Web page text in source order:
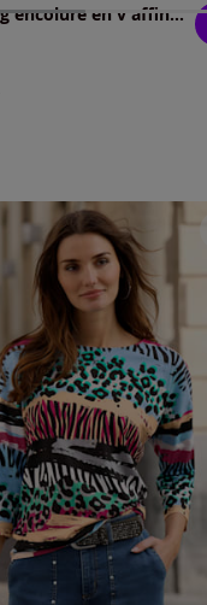
T-shirt long encolure en v affinante